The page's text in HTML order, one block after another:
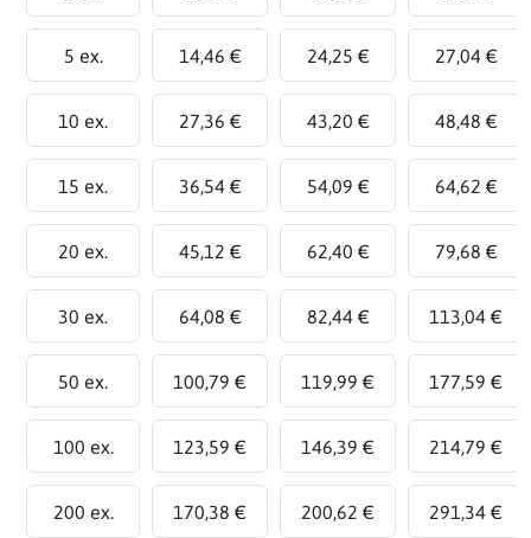
5 ex. 14,46 € 24,25 € 27,04 €
10 ex. 27,36 € 43,20 € 48,48 €
15 ex. 36,54 € 54,09 € 64,62 €
20 ex. 45,12 € 62,40 € 79,68 €
30 ex. 64,08 € 82,44 € 113,04 €
50 ex. 100,79 € 119,99 € 177,59 €
100 ex. 123,59 € 146,39 € 214,79 €
200 ex. 170,38 € 200,62 € 291,34 €